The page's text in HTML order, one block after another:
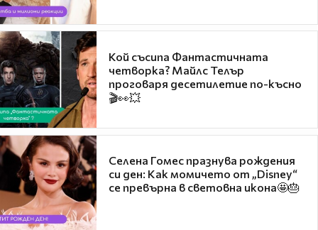
Кой съсипа Фантастичната
четворка? Майлс Телър
проговаря десетилетие по-късно
🎬👀💥
Селена Гомес празнува рождения
си ден: Как момичето от „Disney“
се превърна в световна икона🤩🎂